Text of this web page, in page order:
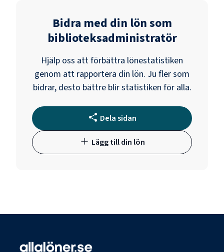
Bidra med din lön som
biblioteksadministratör
Hjälp oss att förbättra lönestatistiken
genom att rapportera din lön. Ju fler som
bidrar, desto bättre blir statistiken för alla.
Dela sidan
Lägg till din lön